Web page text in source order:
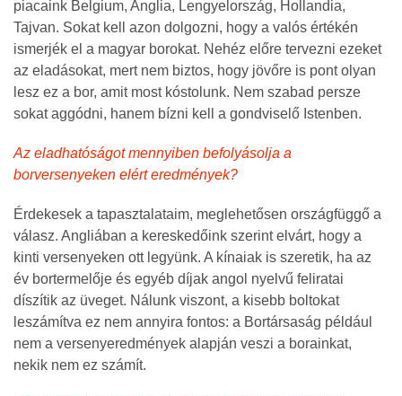
piacaink Belgium, Anglia, Lengyelország, Hollandia,
Tajvan. Sokat kell azon dolgozni, hogy a valós értékén
ismerjék el a magyar borokat. Nehéz előre tervezni ezeket
az eladásokat, mert nem biztos, hogy jövőre is pont olyan
lesz ez a bor, amit most kóstolunk. Nem szabad persze
sokat aggódni, hanem bízni kell a gondviselő Istenben.
Az eladhatóságot mennyiben befolyásolja a
borversenyeken elért eredmények?
Érdekesek a tapasztalataim, meglehetősen országfüggő a
válasz. Angliában a kereskedőink szerint elvárt, hogy a
kinti versenyeken ott legyünk. A kínaiak is szeretik, ha az
év bortermelője és egyéb díjak angol nyelvű feliratai
díszítik az üveget. Nálunk viszont, a kisebb boltokat
leszámítva ez nem annyira fontos: a Bortársaság például
nem a versenyeredmények alapján veszi a borainkat,
nekik nem ez számít.